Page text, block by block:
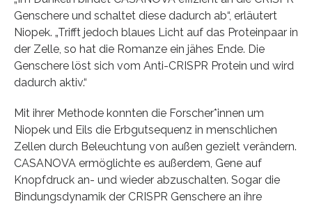
Genschere und schaltet diese dadurch ab“, erläutert
Niopek. „Trifft jedoch blaues Licht auf das Proteinpaar in
der Zelle, so hat die Romanze ein jähes Ende. Die
Genschere löst sich vom Anti-CRISPR Protein und wird
dadurch aktiv.“
Mit ihrer Methode konnten die Forscher*innen um
Niopek und Eils die Erbgutsequenz in menschlichen
Zellen durch Beleuchtung von außen gezielt verändern.
CASANOVA ermöglichte es außerdem, Gene auf
Knopfdruck an- und wieder abzuschalten. Sogar die
Bindungsdynamik der CRISPR Genschere an ihre